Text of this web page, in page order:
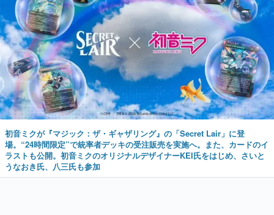
初音ミクが『マジック：ザ・ギャザリング』の「Secret Lair」に登
場。“24時間限定”で統率者デッキの受注販売を実施へ。また、カードのイ
ラストも公開。初音ミクのオリジナルデザイナーKEI氏をはじめ、さいと
うなおき氏、八三氏も参加